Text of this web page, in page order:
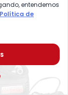
entendemos
Política de